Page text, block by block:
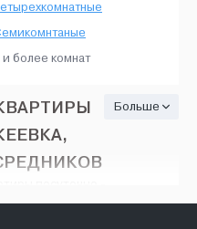
и более комнат
и без
Больше